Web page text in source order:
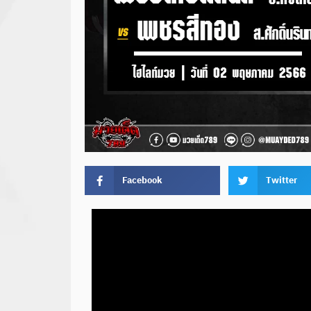
Facebook Twitter